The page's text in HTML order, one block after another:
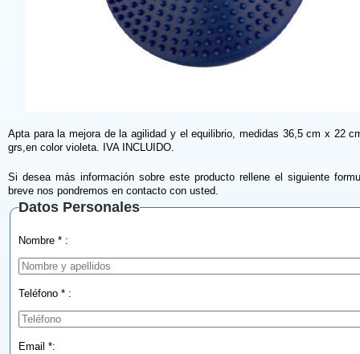
Apta para la mejora de la agilidad y el equilibrio, medidas 36,5 cm x 22
grs,en color violeta. IVA INCLUIDO.
Si desea más información sobre este producto rellene el siguiente
breve nos pondremos en contacto con usted.
Datos Personales
Nombre * :
Teléfono * :
Email *: